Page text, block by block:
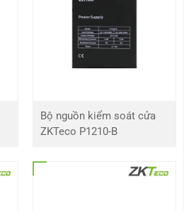
Bộ nguồn kiểm soát cửa
ZKTeco P1210-B